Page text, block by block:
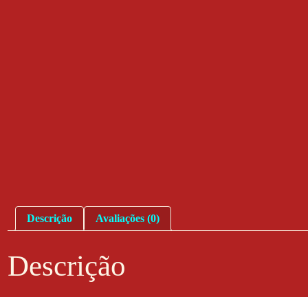
Descrição Avaliações (0)
Descrição